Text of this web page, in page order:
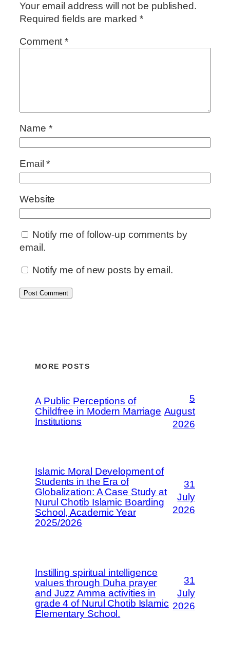
Your email address will not be published.
Required fields are marked*
Comment*
Name *
Email*
Website
Notify me of follow-up comments by
email.
Notify me of new posts by email.
MORE POSTS
A Public Perceptions of
Childfree in Modern Marriage
Institutions
5
August
2026
Islamic Moral Development of
Students in the Era of
Globalization: A Case Study at
Nurul Chotib Islamic Boarding
School, Academic Year
2025/2026
31
July
2026
Instilling spiritual intelligence
values through Duha prayer
and Juzz Amma activities in
grade 4 of Nurul Chotib Islamic
Elementary School.
31
July
2026